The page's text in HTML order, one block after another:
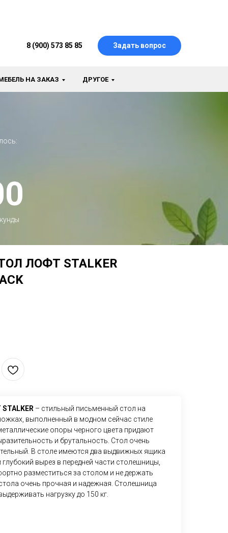
8 (900) 573 85 85 Задать вопрос
НА ЗАКАЗ ДРУГОЕ
ЛОФТ STALKER
– стильный письменный стол на
выполненный в модном сейчас стиле
опоры черного цвета придают
и брутальность. Стол очень
В столе имеются два выдвижных ящика
вырез в передней части столешницы,
разместиться за столом и не держать
очень прочная и надежная. Столешница
нагрузку до 150 кг.